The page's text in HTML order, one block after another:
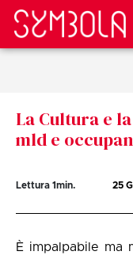
La Cultura e
mld e
Lettura 1min. 25
È impalpabile ma